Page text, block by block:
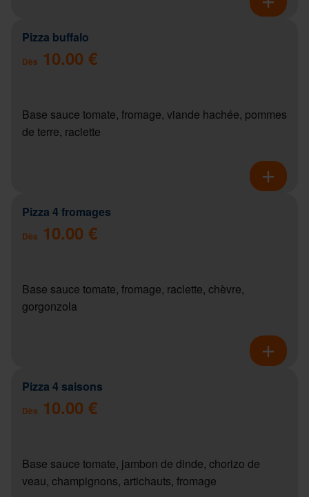
Pizza buffalo
Dès 10.00 €
Base sauce tomate, fromage, viande hachée, pommes
de terre, raclette
Pizza 4 fromages
Dès 10.00 €
Base sauce tomate, fromage, raclette, chèvre,
gorgonzola
Pizza 4 saisons
Dès 10.00 €
Base sauce tomate, jambon de dinde, chorizo de
veau, champignons, artichauts, fromage